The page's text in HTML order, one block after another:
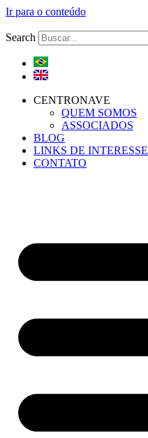
Ir para o conteúdo
Search
CENTRONAVE
QUEM SOMOS
ASSOCIADOS
BLOG
LINKS DE INTERESSE
CONTATO